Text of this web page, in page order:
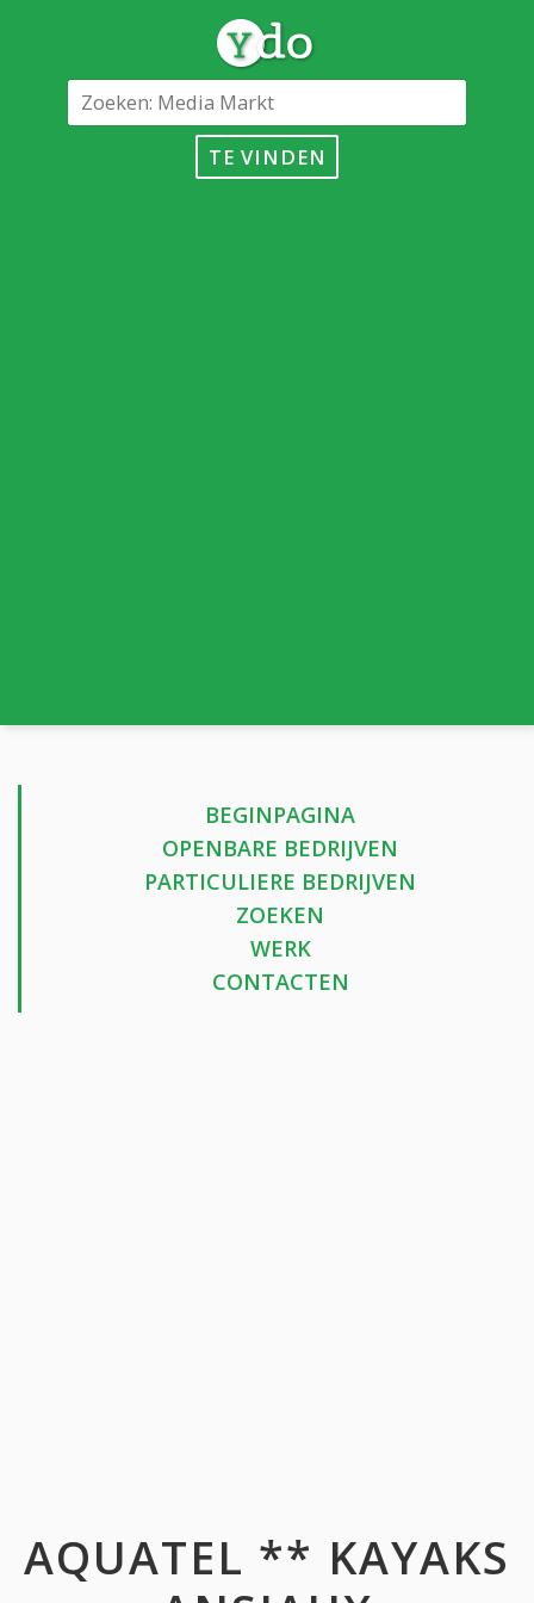
TE VINDEN
BEGINPAGINA
OPENBARE BEDRIJVEN
PARTICULIERE BEDRIJVEN
ZOEKEN
WERK
CONTACTEN
AQUATEL ** KAYAKS